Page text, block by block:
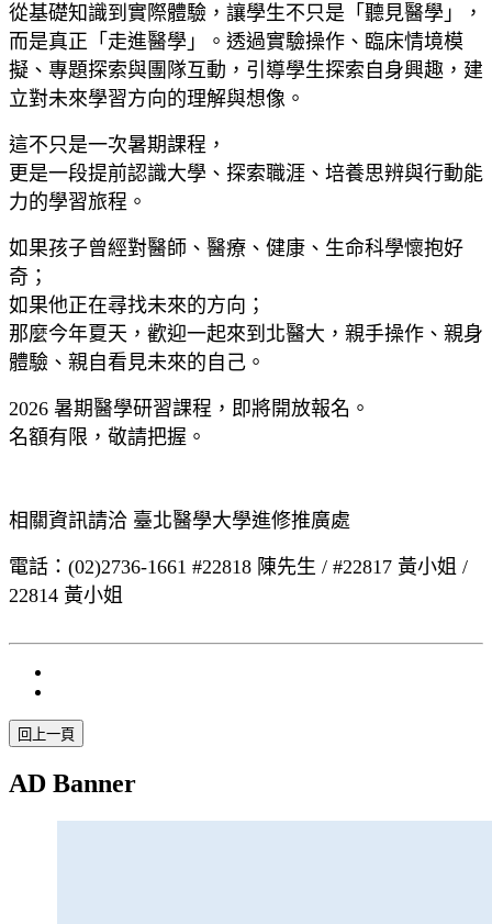
從基礎知識到實際體驗，讓學生不只是「聽見醫學」，
而是真正「走進醫學」。透過實驗操作、臨床情境模
擬、專題探索與團隊互動，引導學生探索自身興趣，建
立對未來學習方向的理解與想像。
這不只是一次暑期課程，
更是一段提前認識大學、探索職涯、培養思辨與行動能
力的學習旅程。
如果孩子曾經對醫師、醫療、健康、生命科學懷抱好
奇；
如果他正在尋找未來的方向；
那麼今年夏天，歡迎一起來到北醫大，親手操作、親身
體驗、親自看見未來的自己。
2026 暑期醫學研習課程，即將開放報名。
名額有限，敬請把握。
相關資訊請洽 臺北醫學大學進修推廣處
電話：(02)2736-1661 #22818 陳先生 / #22817 黃小姐 /
22814 黃小姐
AD Banner